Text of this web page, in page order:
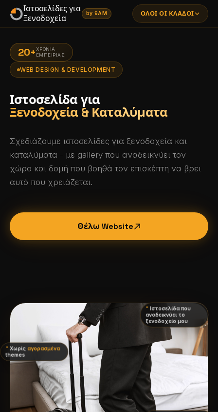
Ιστοσελίδες για
Ξενοδοχεία
by 9AM ΌΛΟΙ ΟΙ ΚΛΆΔΟΙ
Δικηγόροι
Γιατροί
ΔΙΑΘΈΣΙΜΟ
Μεσιτικά
Εστιατόρια
ΔΙΑΘΈΣΙΜΟ
Λογιστές
20+ΧΡΌΝΙΑ
ΕΜΠΕΙΡΊΑΣ
WEB DESIGN & DEVELOPMENT
Ιστοσελίδα για
Ξενοδοχεία & Καταλύματα
Σχεδιάζουμε ιστοσελίδες για ξενοδοχεία και
καταλύματα - με gallery που αναδεικνύει τον
χώρο και δομή που βοηθά τον επισκέπτη να βρει
αυτό που χρειάζεται.
Θέλω Website
Ιστοσελίδα που
αναδεικνύει το
ξενοδοχείο μου
Χωρίς αγορασμένα
themes